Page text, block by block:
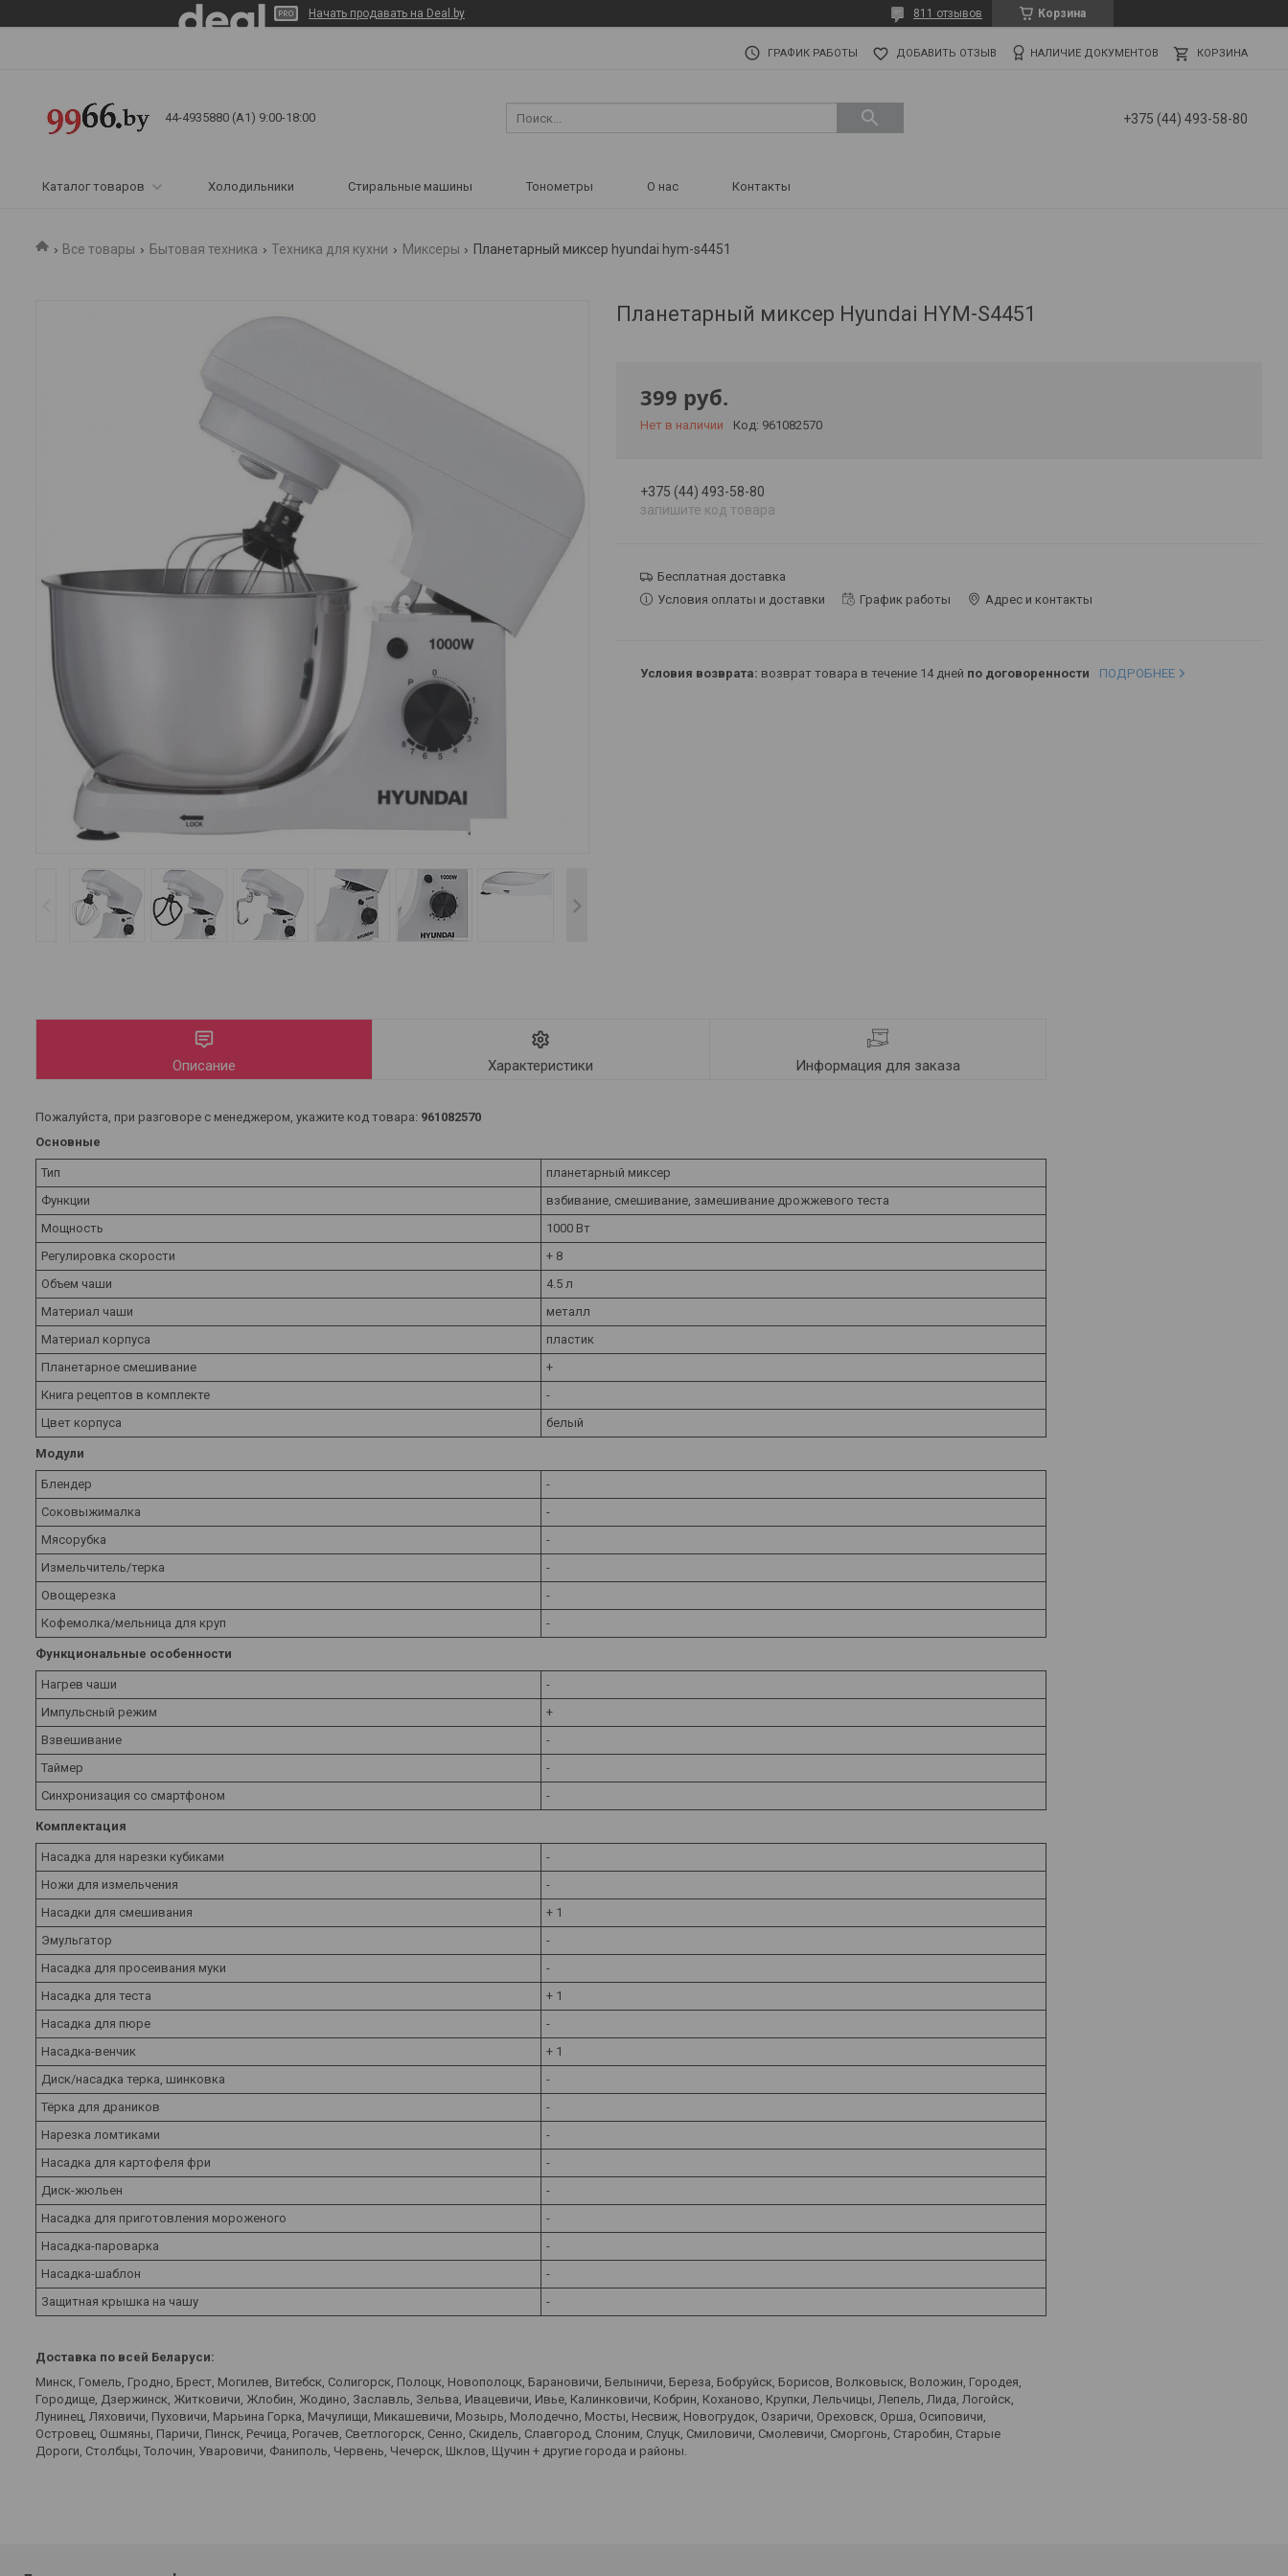
Начать продавать на Deal.by Корзина
811 отзывов
ГРАФИК РАБОТЫ ДОБАВИТЬ ОТЗЫВ НАЛИЧИЕ ДОКУМЕНТОВ КОРЗИНА
44-4935880 (A1) 9:00-18:00 +375 (44) 493-58-80
Каталог товаров Холодильники Стиральные машины Тонометры О нас Контакты
Все товары Бытовая техника Техника для кухни Миксеры Планетарный миксер hyundai hym-s4451
Планетарный миксер Hyundai HYM-S4451
399 руб.
Нет в наличии Код: 961082570
+375 (44) 493-58-80
запишите код товара
Бесплатная доставка
Условия оплаты и доставки
График работы Адрес и контакты
возврат товара в течение 14 дней по договоренности ПОДРОБНЕЕ
Описание Характеристики Информация для заказа
Пожалуйста, при разговоре с менеджером, укажите код товара: 961082570
Основные
Тип
планетарный миксер
Функции
взбивание, смешивание, замешивание дрожжевого теста
Мощность
1000 Вт
Регулировка скорости
+ 8
Объем чаши
4.5 л
Материал чаши
металл
Материал корпуса
пластик
Планетарное смешивание
+
Книга рецептов в комплекте
-
Цвет корпуса
белый
Модули
Блендер
-
Соковыжималка
-
Мясорубка
-
Измельчитель/терка
-
Овощерезка
-
Кофемолка/мельница для круп
-
Функциональные особенности
Нагрев чаши
-
Импульсный режим
+
Взвешивание
-
Таймер
-
Синхронизация со смартфоном
-
Комплектация
Насадка для нарезки кубиками
-
Ножи для измельчения
-
Насадки для смешивания
+ 1
Эмульгатор
-
Насадка для просеивания муки
-
Насадка для теста
+ 1
Насадка для пюре
-
Насадка-венчик
+ 1
Диск/насадка терка, шинковка
-
Тёрка для драников
-
Нарезка ломтиками
-
Насадка для картофеля фри
-
Диск-жюльен
-
Насадка для приготовления мороженого
-
Насадка-пароварка
-
Насадка-шаблон
-
Защитная крышка на чашу
-
Доставка по всей Беларуси:
Минск, Гомель, Гродно, Брест, Могилев, Витебск, Солигорск, Полоцк, Новополоцк, Барановичи, Белыничи, Береза, Бобруйск, Борисов, Волковыск, Воложин, Городея,
Городище, Дзержинск, Житковичи, Жлобин, Жодино, Заславль, Зельва, Ивацевичи, Ивье, Калинковичи, Кобрин, Коханово, Крупки, Лельчицы, Лепель, Лида, Логойск,
Лунинец, Ляховичи, Пуховичи, Марьина Горка, Мачулищи, Микашевичи, Мозырь, Молодечно, Мосты, Несвиж, Новогрудок, Озаричи, Ореховск, Орша, Осиповичи,
Островец, Ошмяны, Паричи, Пинск, Речица, Рогачев, Светлогорск, Сенно, Скидель, Славгород, Слоним, Слуцк, Смиловичи, Смолевичи, Сморгонь, Старобин, Старые
Дороги, Столбцы, Толочин, Уваровичи, Фаниполь, Червень, Чечерск, Шклов, Щучин + другие города и районы.